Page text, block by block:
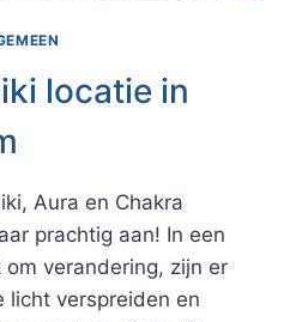
locatie in
Aura en Chakra
prachtig aan! In een
verandering, zijn er
licht verspreiden en